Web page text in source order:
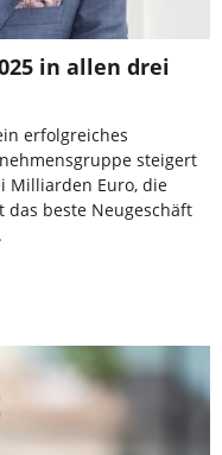
in allen drei
erfolgreiches
steigert
Milliarden Euro, die
das beste Neugeschäft